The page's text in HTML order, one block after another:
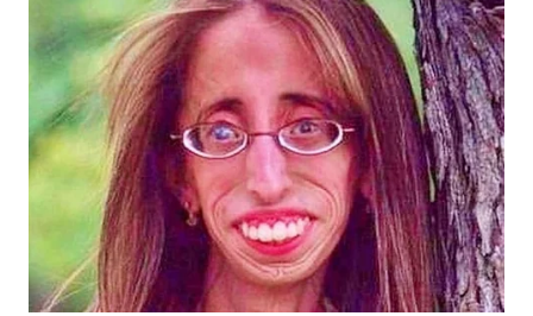
WN
PADANG
LAWAS
WN
SUMEDANG
WN
CIANJUR